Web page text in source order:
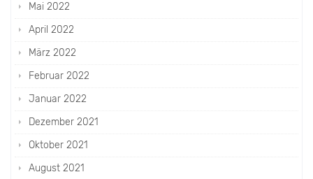
Mai 2022
April 2022
März 2022
Februar 2022
Januar 2022
Dezember 2021
Oktober 2021
August 2021